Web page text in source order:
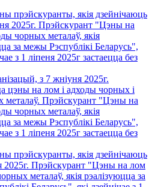
прэйскуранты, якія дзейнічаюць
2025г. Прэйскурант "Цэны на
чорных металаў, якія
за межы Рэспублікі Беларусь",
з 1 лiпеня 2025г застаецца без
з 7 жнiуня 2025г.
цэны на лом і адходы чорных i
металаў. Прэйскурант "Цэны на
чорных металаў, якія
за межы Рэспублікі Беларусь",
з 1 лiпеня 2025г застаецца без
прэйскуранты, якія дзейнічаюць
2025г. Прэйскурант "Цэны на лом
металаў, якія рэалізуюцца за